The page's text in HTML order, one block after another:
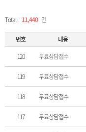
Total : 11,440 건
번호 내용
120
무료상담접수
119 무료상담접수
118 무료상담접수
117 무료상담접수